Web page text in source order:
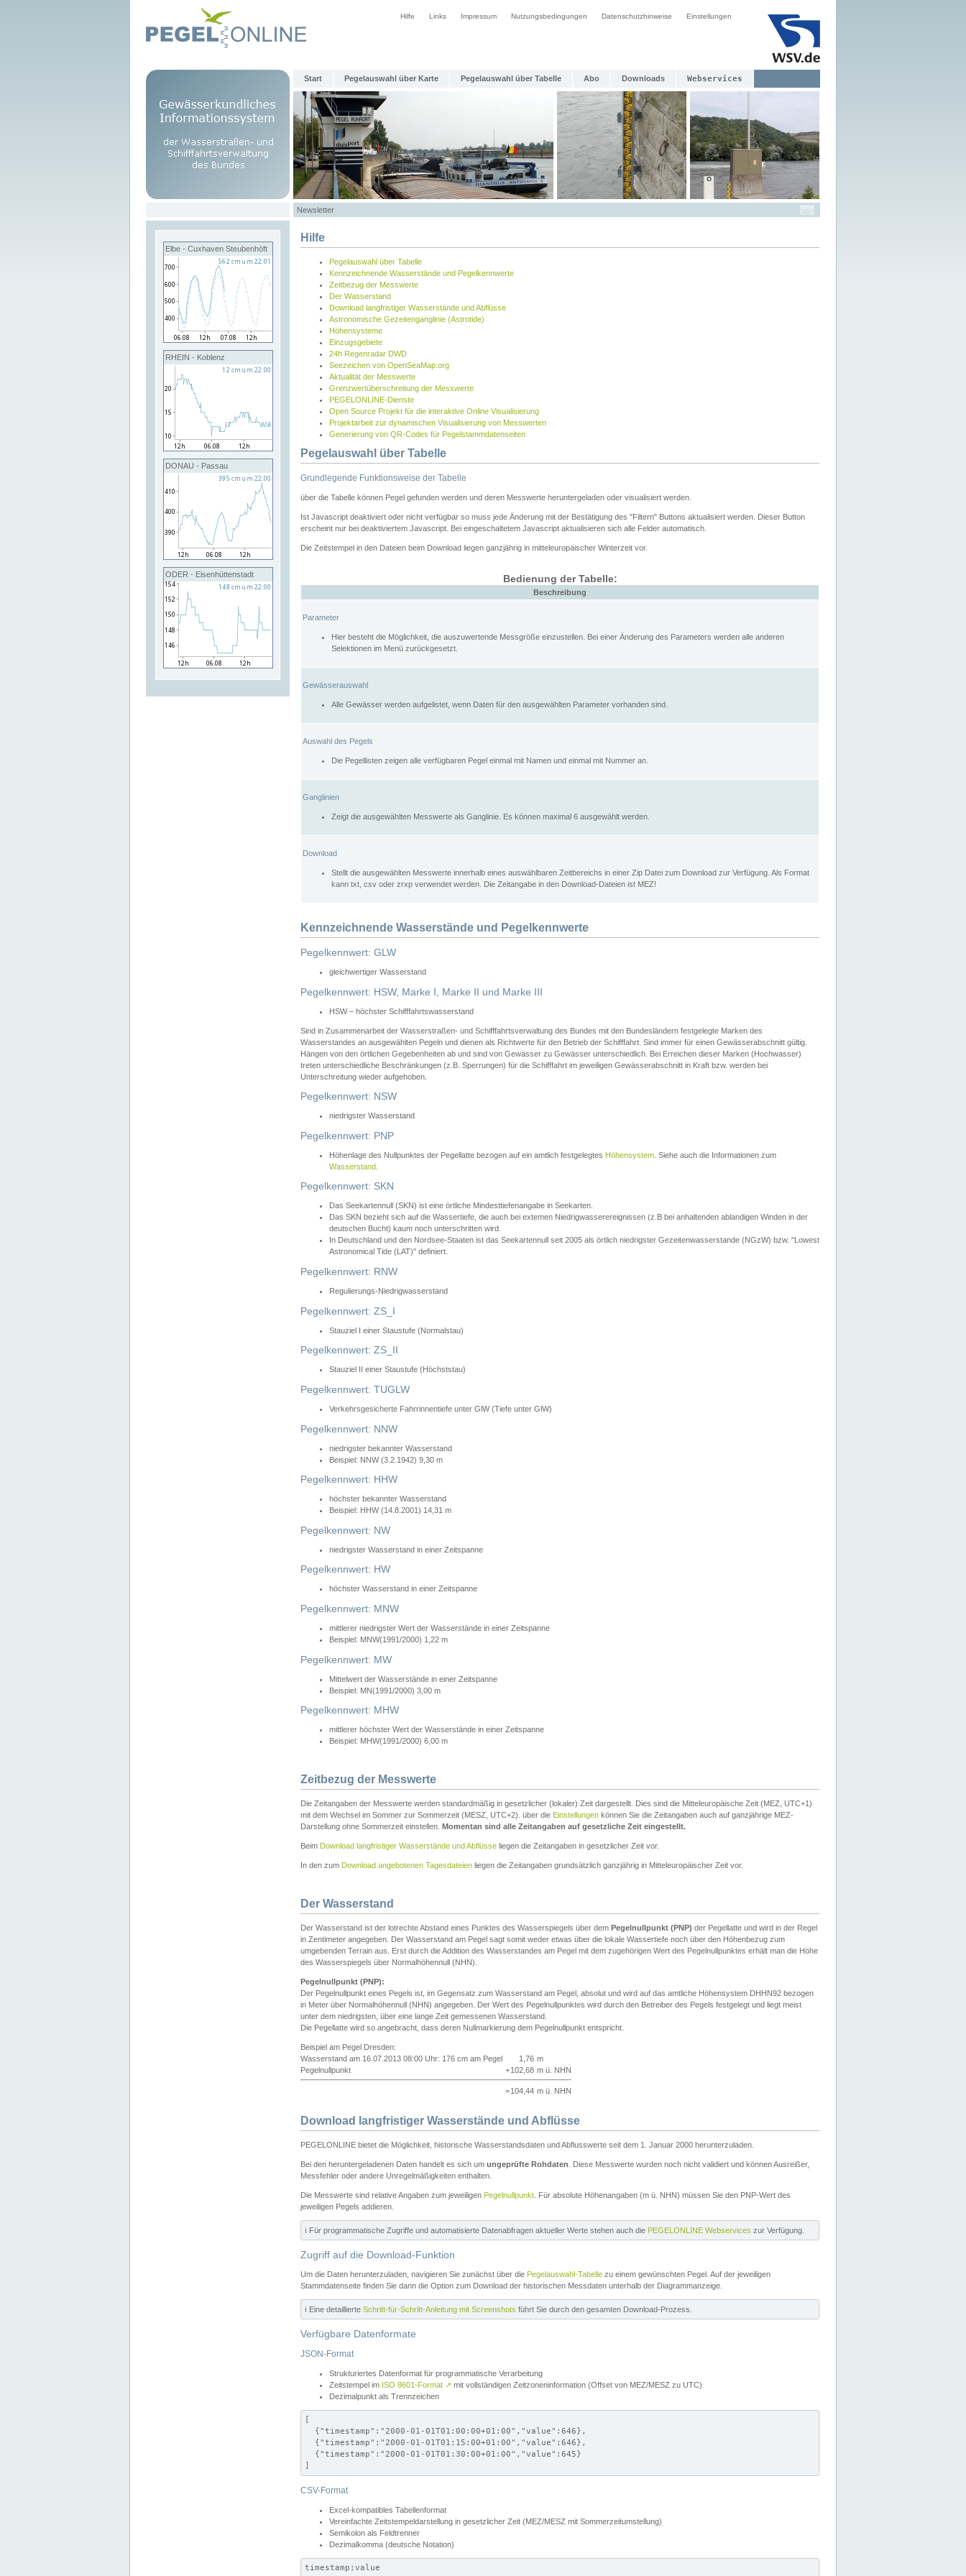
Hilfe Links Impressum Nutzungsbedingungen Datenschutzhinweise Einstellungen
Start Pegelauswahl über Karte Pegelauswahl über Tabelle Abo Downloads Webservices
Newsletter
Elbe - Cuxhaven Steubenhöft
RHEIN - Koblenz
DONAU - Passau
ODER - Eisenhüttenstadt
Hilfe
Pegelauswahl über Tabelle
Kennzeichnende Wasserstände und Pegelkennwerte
Zeitbezug der Messwerte
Der Wasserstand
Download langfristiger Wasserstände und Abflüsse
Astronomische Gezeitenganglinie (Astrotide)
Höhensysteme
Einzugsgebiete
24h Regenradar DWD
Seezeichen von OpenSeaMap.org
Aktualität der Messwerte
Grenzwertüberschreitung der Messwerte
PEGELONLINE-Dienste
Open Source Projekt für die interaktive Online Visualisierung
Projektarbeit zur dynamischen Visualisierung von Messwerten
Generierung von QR-Codes für Pegelstammdatenseiten
Pegelauswahl über Tabelle
Grundlegende Funktionsweise der Tabelle
über die Tabelle können Pegel gefunden werden und deren Messwerte heruntergeladen oder visualisiert werden.
Ist Javascript deaktiviert oder nicht verfügbar so muss jede Änderung mit der Bestätigung des "Filtern" Buttons aktualisiert werden. Dieser Button
erscheint nur bei deaktiviertem Javascript. Bei eingeschaltetem Javascript aktualisieren sich alle Felder automatisch.
Die Zeitstempel in den Dateien beim Download liegen ganzjährig in mitteleuropäischer Winterzeit vor.
Bedienung der Tabelle:
Beschreibung
Parameter
Hier besteht die Möglichkeit, die auszuwertende Messgröße einzustellen. Bei einer Änderung des Parameters werden alle anderen
Selektionen im Menü zurückgesetzt.
Gewässerauswahl
Alle Gewässer werden aufgelistet, wenn Daten für den ausgewählten Parameter vorhanden sind.
Auswahl des Pegels
Die Pegellisten zeigen alle verfügbaren Pegel einmal mit Namen und einmal mit Nummer an.
Ganglinien
Zeigt die ausgewählten Messwerte als Ganglinie. Es können maximal 6 ausgewählt werden.
Download
Stellt die ausgewählten Messwerte innerhalb eines auswählbaren Zeitbereichs in einer Zip Datei zum Download zur Verfügung. Als Format
kann txt, csv oder zrxp verwendet werden. Die Zeitangabe in den Download-Dateien ist MEZ!
Kennzeichnende Wasserstände und Pegelkennwerte
Pegelkennwert: GLW
gleichwertiger Wasserstand
Pegelkennwert: HSW, Marke I, Marke II und Marke III
HSW – höchster Schifffahrtswasserstand
Sind in Zusammenarbeit der Wasserstraßen- und Schifffahrtsverwaltung des Bundes mit den Bundesländern festgelegte Marken des
Wasserstandes an ausgewählten Pegeln und dienen als Richtwerte für den Betrieb der Schifffahrt. Sind immer für einen Gewässerabschnitt gültig.
Hängen von den örtlichen Gegebenheiten ab und sind von Gewässer zu Gewässer unterschiedlich. Bei Erreichen dieser Marken (Hochwasser)
treten unterschiedliche Beschränkungen (z.B. Sperrungen) für die Schifffahrt im jeweiligen Gewässerabschnitt in Kraft bzw. werden bei
Unterschreitung wieder aufgehoben.
Pegelkennwert: NSW
niedrigster Wasserstand
Pegelkennwert: PNP
Höhenlage des Nullpunktes der Pegellatte bezogen auf ein amtlich festgelegtes Höhensystem . Siehe auch die Informationen zum
Wasserstand
Pegelkennwert: SKN
Das Seekartennull (SKN) ist eine örtliche Mindesttiefenangabe in Seekarten.
Das SKN bezieht sich auf die Wassertiefe, die auch bei extemen Niedrigwasserereignissen (z.B bei anhaltenden ablandigen Winden in der
deutschen Bucht) kaum noch unterschritten wird.
In Deutschland und den Nordsee-Staaten ist das Seekartennull seit 2005 als örtlich niedrigster Gezeitenwasserstande (NGzW) bzw. "Lowest
Astronomical Tide (LAT)" definiert.
Pegelkennwert: RNW
Regulierungs-Niedrigwasserstand
Pegelkennwert: ZS_I
Stauziel I einer Staustufe (Normalstau)
Pegelkennwert: ZS_II
Stauziel II einer Staustufe (Höchststau)
Pegelkennwert: TUGLW
Verkehrsgesicherte Fahrrinnentiefe unter GlW (Tiefe unter GlW)
Pegelkennwert: NNW
niedrigster bekannter Wasserstand
Beispiel: NNW (3.2.1942) 9,30 m
Pegelkennwert: HHW
höchster bekannter Wasserstand
Beispiel: HHW (14.8.2001) 14,31 m
Pegelkennwert: NW
niedrigster Wasserstand in einer Zeitspanne
Pegelkennwert: HW
höchster Wasserstand in einer Zeitspanne
Pegelkennwert: MNW
mittlerer niedrigster Wert der Wasserstände in einer Zeitspanne
Beispiel: MNW(1991/2000) 1,22 m
Pegelkennwert: MW
Mittelwert der Wasserstände in einer Zeitspanne
Beispiel: MN(1991/2000) 3,00 m
Pegelkennwert: MHW
mittlerer höchster Wert der Wasserstände in einer Zeitspanne
Beispiel: MHW(1991/2000) 6,00 m
Zeitbezug der Messwerte
Die Zeitangaben der Messwerte werden standardmäßig in gesetzlicher (lokaler) Zeit dargestellt. Dies sind die Mitteleuropäische Zeit (MEZ, UTC+1)
mit dem Wechsel im Sommer zur Sommerzeit (MESZ, UTC+2). über die Einstellungen können Sie die Zeitangaben auch auf ganzjährige MEZ-
Darstellung ohne Sommerzeit einstellen. Momentan sind alle Zeitangaben auf gesetzliche Zeit eingestellt.
Beim Download langfristiger Wasserstände und Abflüsse liegen die Zeitangaben in gesetzlicher Zeit vor.
In den zum Download angebotenen Tagesdateien liegen die Zeitangaben grundsätzlich ganzjährig in Mitteleuropäischer Zeit vor.
Der Wasserstand
Der Wasserstand ist der lotrechte Abstand eines Punktes des Wasserspiegels über dem Pegelnullpunkt (PNP) der Pegellatte und wird in der Regel
in Zentimeter angegeben. Der Wasserstand am Pegel sagt somit weder etwas über die lokale Wassertiefe noch über den Höhenbezug zum
umgebenden Terrain aus. Erst durch die Addition des Wasserstandes am Pegel mit dem zugehörigen Wert des Pegelnullpunktes erhält man die Höhe
des Wasserspiegels über Normalhöhennull (NHN).
Pegelnullpunkt (PNP):
Der Pegelnullpunkt eines Pegels ist, im Gegensatz zum Wasserstand am Pegel, absolut und wird auf das amtliche Höhensystem DHHN92 bezogen
in Meter über Normalhöhennull (NHN) angegeben. Der Wert des Pegelnullpunktes wird durch den Betreiber des Pegels festgelegt und liegt meist
unter dem niedrigsten, über eine lange Zeit gemessenen Wasserstand.
Die Pegellatte wird so angebracht, dass deren Nullmarkierung dem Pegelnullpunkt entspricht.
Beispiel am Pegel Dresden:
Wasserstand am 16.07.2013 08:00 Uhr: 176 cm am Pegel
1,76 m
Pegelnullpunkt
+102,68 m ü. NHN
=104,44 m ü. NHN
Download langfristiger Wasserstände und Abflüsse
PEGELONLINE bietet die Möglichkeit, historische Wasserstandsdaten und Abflusswerte seit dem 1. Januar 2000 herunterzuladen.
Bei den heruntergeladenen Daten handelt es sich um ungeprüfte Rohdaten . Diese Messwerte wurden noch nicht validiert und können Ausreißer,
Messfehler oder andere Unregelmäßigkeiten enthalten.
Die Messwerte sind relative Angaben zum jeweiligen Pegelnullpunkt . Für absolute Höhenangaben (m ü. NHN) müssen Sie den PNP-Wert des
jeweiligen Pegels addieren.
ℹ️ Für programmatische Zugriffe und automatisierte Datenabfragen aktueller Werte stehen auch die PEGELONLINE Webservices zur Verfügung.
Zugriff auf die Download-Funktion
Um die Daten herunterzuladen, navigieren Sie zunächst über die Pegelauswahl-Tabelle zu einem gewünschten Pegel. Auf der jeweiligen
Stammdatenseite finden Sie dann die Option zum Download der historischen Messdaten unterhalb der Diagrammanzeige.
ℹ️ Eine detaillierte Schritt-für-Schritt-Anleitung mit Screenshots führt Sie durch den gesamten Download-Prozess.
Verfügbare Datenformate
JSON-Format
Strukturiertes Datenformat für programmatische Verarbeitung
Zeitstempel im ISO 8601-Format ↗ mit vollständigen Zeitzoneninformation (Offset von MEZ/MESZ zu UTC)
Dezimalpunkt als Trennzeichen
[
  {"timestamp":"2000-01-01T01:00:00+01:00","value":646},
  {"timestamp":"2000-01-01T01:15:00+01:00","value":646},
  {"timestamp":"2000-01-01T01:30:00+01:00","value":645}
]
CSV-Format
Excel-kompatibles Tabellenformat
Vereinfachte Zeitstempeldarstellung in gesetzlicher Zeit (MEZ/MESZ mit Sommerzeitumstellung)
Semikolon als Feldtrenner
Dezimalkomma (deutsche Notation)
timestamp;value